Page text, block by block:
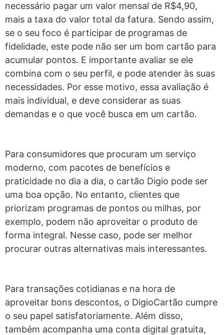
necessário pagar um valor mensal de R$4,90,
mais a taxa do valor total da fatura. Sendo assim,
se o seu foco é participar de programas de
fidelidade, este pode não ser um bom cartão para
acumular pontos. E importante avaliar se ele
combina com o seu perfil, e pode atender às suas
necessidades. Por esse motivo, essa avaliação é
mais individual, e deve considerar as suas
demandas e o que você busca em um cartão.
Para consumidores que procuram um serviço
moderno, com pacotes de benefícios e
praticidade no dia a dia, o cartão Digio pode ser
uma boa opção. No entanto, clientes que
priorizam programas de pontos ou milhas, por
exemplo, podem não aproveitar o produto de
forma integral. Nesse caso, pode ser melhor
procurar outras alternativas mais interessantes.
Para transações cotidianas e na hora de
aproveitar bons descontos, o DigioCartão cumpre
o seu papel satisfatoriamente. Além disso,
também acompanha uma conta digital gratuita,